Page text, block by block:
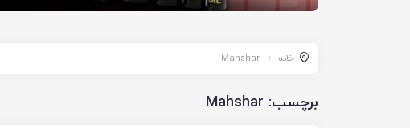
خانه Mahshar
برچسب: Mahshar